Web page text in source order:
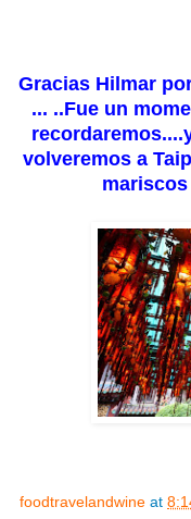
Gracias Hilmar
... ..Fue un
volveremos a
mariscos
foodtravelandwine at